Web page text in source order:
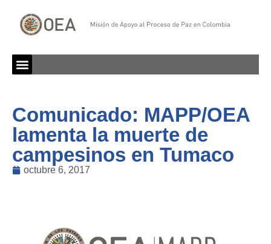
Comunicado: MAPP/OEA
lamenta la muerte de
campesinos en Tumaco
octubre 6, 2017